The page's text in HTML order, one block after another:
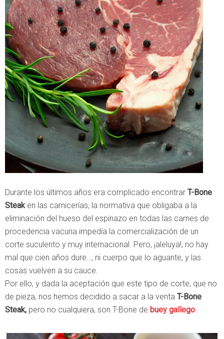
Durante los últimos años era complicado encontrar T-Bone
Steaken las carnicerías, la normativa que obligaba a la
eliminación del hueso del espinazo en todas las carnes de
procedencia vacuna impedía la comercialización de un
corte suculento y muy internacional. Pero, ¡aleluya!, no hay
mal que cien años dure…, ni cuerpo que lo aguante, y las
cosas vuelven a su cauce.
Por ello, y dada la aceptación que este tipo de corte, que no
de pieza, nos hemos decidido a sacar a la venta T-Bone
Steak, pero no cualquiera, son T-Bone de buey gallego.